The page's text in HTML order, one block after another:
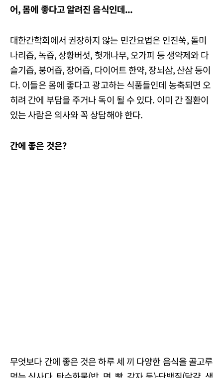
어, 몸에 좋다고 알려진 음식인데...
대한간학회에서 권장하지 않는 민간요법은 인진쑥, 돌미
나리즙, 녹즙, 상황버섯, 헛개나무, 오가피 등 생약제와 다
슬기즙, 붕어즙, 장어즙, 다이어트 한약, 장뇌삼, 산삼 등이
다. 이들은 몸에 좋다고 광고하는 식품들인데 농축되면 오
히려 간에 부담을 주거나 독이 될 수 있다. 이미 간 질환이
있는 사람은 의사와 꼭 상담해야 한다.
간에 좋은 것은?
무엇보다 간에 좋은 것은 하루 세 끼 다양한 음식을 골고루